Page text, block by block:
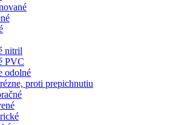
nitril
PVC
odolné
proti prepichnutiu